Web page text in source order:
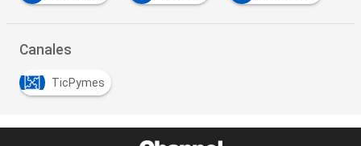
Canales
TicPymes